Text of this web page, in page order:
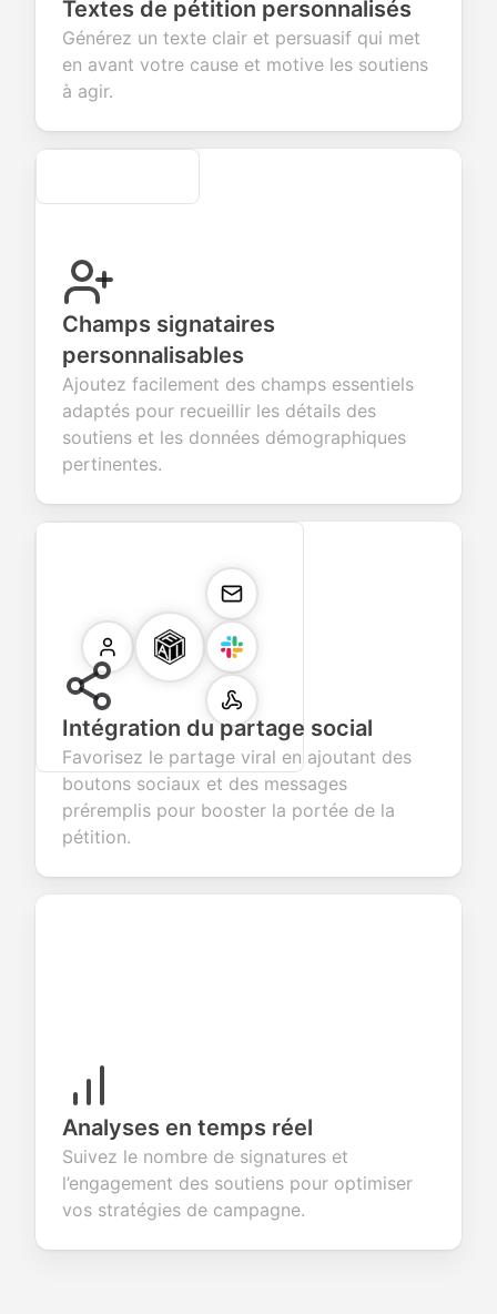
about
products or
fields for
seamless
account
creation.
smooth e-
commerce
transactions.
screening
questions for
efficient
candidate
Textes de pétition personnalisés
Générez un texte clair et persuasif qui met
en avant votre cause et motive les soutiens
à agir.
Secure
Champs signataires
personnalisables
Ajoutez facilement des champs essentiels
adaptés pour recueillir les détails des
soutiens et les données démographiques
pertinentes.
Intégration du partage social
Favorisez le partage viral en ajoutant des
boutons sociaux et des messages
préremplis pour booster la portée de la
pétition.
Analyses en temps réel
Suivez le nombre de signatures et
l’engagement des soutiens pour optimiser
vos stratégies de campagne.